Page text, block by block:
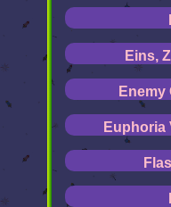
Eins,
Enemy
Euphoria